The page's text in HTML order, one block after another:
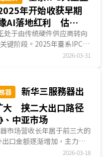
性挑战。...
年开始收获早期
AI落地红利 估
年营收成长12%
处于由传统硬件供应商转向
键阶段。2025年臺系IPC业
年增约6%，显示边...2026-03-31
器
新华三服務器出
大 挟二大出口路径
中亚市场
市场营收长年居于前三大的
口金额逐渐增加，主力市
成长快速，出口方式可分为
2026-03-18